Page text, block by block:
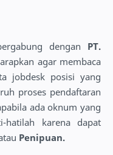
dengan PT.
agar membaca
jobdesk posisi yang
proses pendaftaran
ada oknum yang
hatilah karena dapat
Penipuan.